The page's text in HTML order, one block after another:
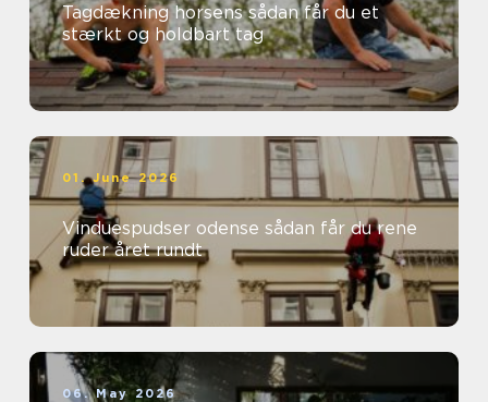
Tagdækning horsens sådan får du et
stærkt og holdbart tag
01. June 2026
Vinduespudser odense sådan får du rene
ruder året rundt
06. May 2026